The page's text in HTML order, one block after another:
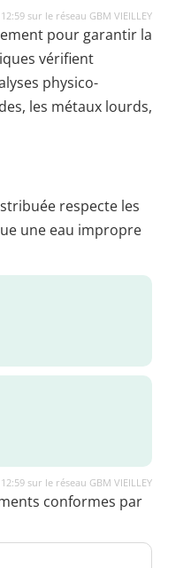
sur le réseau GBM VIEILLEY
pour garantir la
vérifient
physico-
les métaux lourds,
respecte les
une eau impropre
sur le réseau GBM VIEILLEY
conformes par